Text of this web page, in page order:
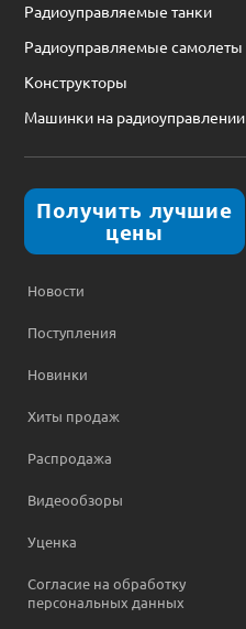
Радиоуправляемые танки
Радиоуправляемые самолеты
Конструкторы
Машинки на радиоуправлении
Получить лучшие
цены
Новости
Поступления
Новинки
Хиты продаж
Распродажа
Видеообзоры
Уценка
Согласие на обработку
персональных данных